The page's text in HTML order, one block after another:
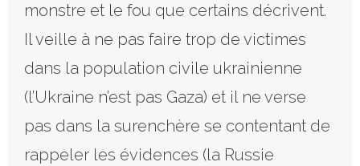
monstre et le fou que certains décrivent.
Il veille à ne pas faire trop de victimes
dans la population civile ukrainienne
(l’Ukraine n’est pas Gaza) et il ne verse
pas dans la surenchère se contentant de
rappeler les évidences (la Russie